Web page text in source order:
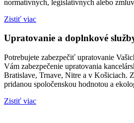
normatívnych, legislatívnych alebo
Zistiť viac
Upratovanie a doplnkové
Potrebujete zabezpečiť upratovanie
Vám zabezpečenie upratovania
Bratislave, Trnave, Nitre a v Košiciach.
pridanou spoločenskou hodnotou a
Zistiť viac